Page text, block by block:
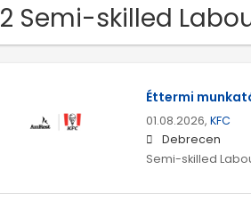
2 Semi-skilled
Éttermi
01.08.2026, KFC
Debrecen
Semi-skilled